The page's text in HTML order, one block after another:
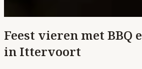
Feest vieren met BBQ
in Ittervoort